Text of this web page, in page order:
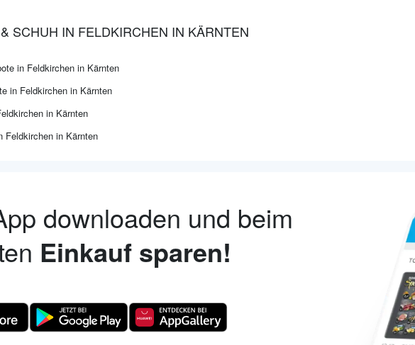
SCHUH IN FELDKIRCHEN IN KÄRNTEN
in Feldkirchen in Kärnten
in Feldkirchen in Kärnten
in Kärnten
Feldkirchen in Kärnten
downloaden und beim
Einkauf sparen!